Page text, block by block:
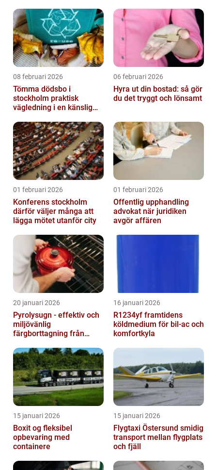
08 februari 2026
Tömma dödsbo i
stockholm praktisk
vägledning i en känslig
06 februari 2026
Hyra ut din bostad: så gör
du det tryggt och lönsamt
01 februari 2026
Konferens stockholm
därför väljer många att
lägga mötet utanför city
01 februari 2026
Offentlig upphandling
advokat när juridiken
avgör affären
20 januari 2026
Pyrolysugn - effektiv och
miljövänlig
färgborttagning från
16 januari 2026
R1234yf framtidens
köldmedium för bil-ac och
komfortkyla
15 januari 2026
Boxit og fleksibel
opbevaring med
containere
15 januari 2026
Flygtaxi Östersund smidig
transport mellan flygplats
och fjäll